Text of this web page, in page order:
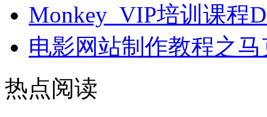
Monkey_VIP培训课程
电影网站制作教程之
热点阅读